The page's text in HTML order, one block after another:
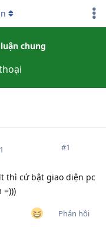
chung
#1
thì cứ bật giao diện pc
Phản hồi